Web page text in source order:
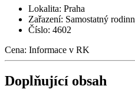
Lokalita: Praha
Zařazení: Samostatný
Číslo: 4602
Cena: Informace v RK
Doplňující obsah